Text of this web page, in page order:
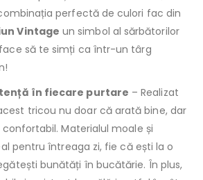
perfectă de culori fac din
Vintage un simbol al sărbătorilor
să te simți ca într-un târg
în fiecare purtare – Realizat
tricou nu doar că arată bine, dar
Materialul moale și
pentru întreaga zi, fie că ești la o
bunătăți în bucătărie. În plus,